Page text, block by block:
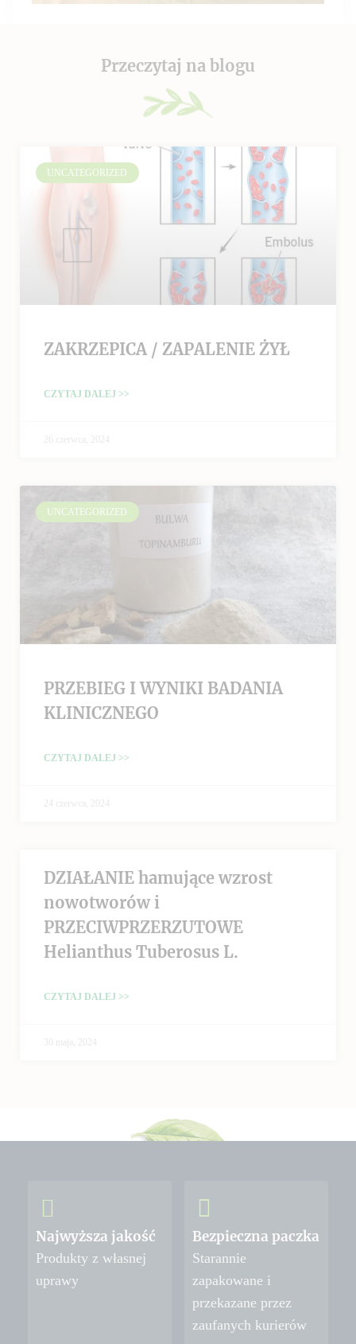
Przeczytaj na blogu
UNCATEGORIZED
ZAKRZEPICA / ZAPALENIE ŻYŁ
CZYTAJ DALEJ >>
26 czerwca, 2024
UNCATEGORIZED
PRZEBIEG I WYNIKI BADANIA
KLINICZNEGO
CZYTAJ DALEJ >>
24 czerwca, 2024
DZIAŁANIE hamujące wzrost
nowotworów i
PRZECIWPRZERZUTOWE
Helianthus Tuberosus L.
CZYTAJ DALEJ >>
30 maja, 2024
Najwyższa jakość
Produkty z własnej
uprawy
Bezpieczna paczka
Starannie
zapakowane i
przekazane przez
zaufanych kurierów